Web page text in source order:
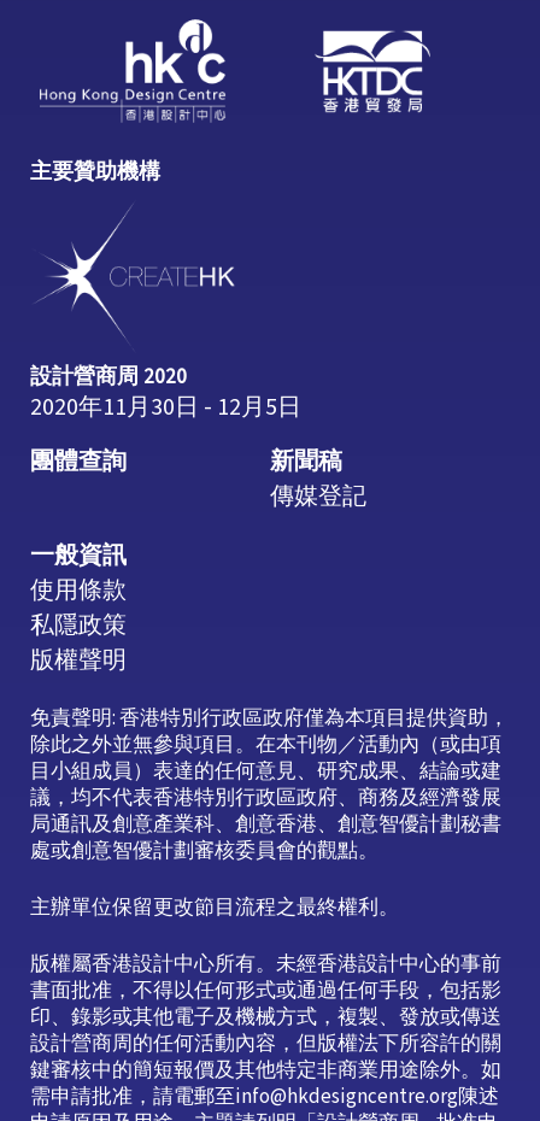
主要贊助機構
設計營商周 2020
2020年11月30日 - 12月5日
團體查詢
新聞稿
傳媒登記
一般資訊
使用條款
私隱政策
版權聲明
免責聲明: 香港特別行政區政府僅為本項目提供資助，
除此之外並無參與項目。在本刊物／活動內（或由項
目小組成員）表達的任何意見、研究成果、結論或建
議，均不代表香港特別行政區政府、商務及經濟發展
局通訊及創意產業科、創意香港、創意智優計劃秘書
處或創意智優計劃審核委員會的觀點。
主辦單位保留更改節目流程之最終權利。
版權屬香港設計中心所有。未經香港設計中心的事前
書面批准，不得以任何形式或通過任何手段，包括影
印、錄影或其他電子及機械方式，複製、發放或傳送
設計營商周的任何活動內容，但版權法下所容許的關
鍵審核中的簡短報價及其他特定非商業用途除外。如
需申請批准，請電郵至info@hkdesigncentre.org陳述